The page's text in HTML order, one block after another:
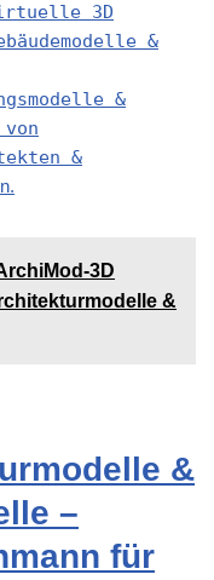
3D
&
&
&
3D
&
&
–
für